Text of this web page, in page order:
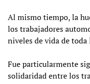
Al mismo tiempo, la
los trabajadores
niveles de vida de
Fue particularmente
solidaridad entre los